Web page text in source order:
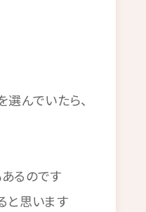
んでいたら、
るのです
と思います